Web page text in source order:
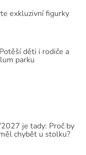
exkluzivní figurky
děti i rodiče a
parku
je tady: Proč by
chybět u stolku?